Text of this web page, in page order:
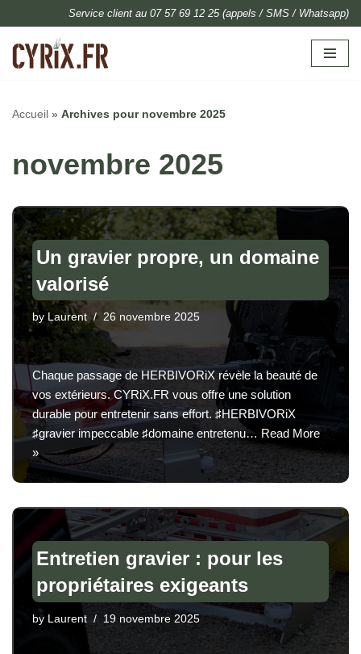
Skip
to
Service client au 07 57 69 12 25 (appels / SMS / Whatsapp)
Accueil » Archives pour novembre 2025
novembre 2025
Un gravier propre, un domaine
valorisé
by Laurent 26 novembre 2025
Chaque passage de HERBIVORiX révèle la beauté de
vos extérieurs. CYRiX.FR vous offre une solution
durable pour entretenir sans effort. ♯HERBIVORiX
♯gravier impeccable ♯domaine entretenu… Read More
»
Entretien gravier : pour les
propriétaires exigeants
by Laurent 19 novembre 2025